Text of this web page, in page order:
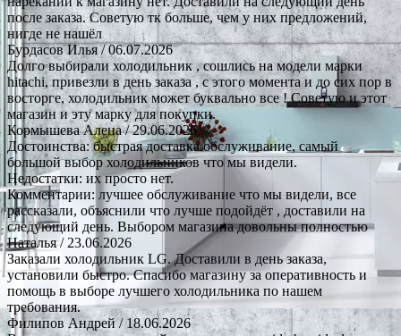
после заказа. Советую тк больше, чем у них предложений,
нигде не нашёл
Бурдасов Илья/ 06.07.2026
Долго выбирали холодильник , сошлись на модели марки
hitachi, привезли в день заказа , с этого момента и до сих пор в
восторге, холодильник может буквально все ! Советую и этот
магазин и эту марку для покупки.
Кормышева Алена/ 29.06.2026
Достоинства: быстрая доставка.обслуживание, самый
большой выбор холодильников что мы видели.
Недостатки: их просто нет.
Комментарии: лучшее обслуживание что мы видели, все
рассказали, объяснили что лучше подойдёт , доставили на
следующий день. Выбором магазина довольны полностью
Наталья/ 23.06.2026
Заказали холодильник LG. Доставили в день заказа,
установили быстро. Спасибо магазину за оперативность и
помощь в выборе лучшего холодильника по нашем
требования.
Филипов Андрей/ 18.06.2026